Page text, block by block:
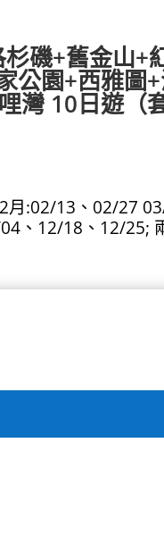
磯+舊金山+
公園+西雅圖
灣 10日遊（套
月:02/13、02/27
、12/18、12/25;